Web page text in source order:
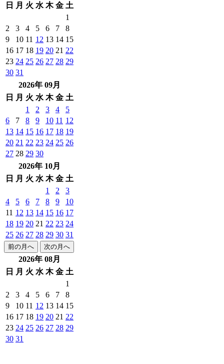
日
月 火 水 木 金 土
1
2
3 4 5 6 7
8
9
10 11 12 13 14 15
16 17 18 19 20 21 22
23 24 25 26 27 28 29
30 31
2026年 09月
日
月 火 水 木 金 土
1
2 3 4
5
6
7 8 9 10 11 12
13 14 15 16 17 18 19
20 21 22 23 24 25 26
27 28 29 30
2026年 10月
日
月 火 水 木 金 土
1
2
3
4
5 6 7 8 9
10
11 12 13 14 15 16 17
18 19 20 21 22 23 24
25 26 27 28 29 30 31
前の月へ 次の月へ
2026年 08月
日
月 火 水 木 金 土
1
2
3 4 5 6 7
8
9
10 11 12 13 14 15
16 17 18 19 20 21 22
23 24 25 26 27 28 29
30 31